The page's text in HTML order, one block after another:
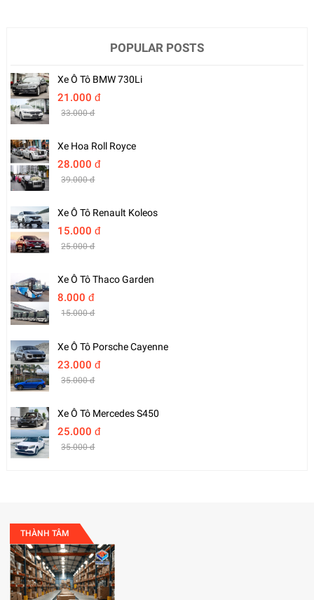
POPULAR POSTS
Xe Ô Tô BMW 730Li
21.000 đ
33.000 đ
Xe Hoa Roll Royce
28.000 đ
39.000 đ
Xe Ô Tô Renault Koleos
15.000 đ
25.000 đ
Xe Ô Tô Thaco Garden
8.000 đ
15.000 đ
Xe Ô Tô Porsche Cayenne
23.000 đ
35.000 đ
Xe Ô Tô Mercedes S450
25.000 đ
35.000 đ
THÀNH TÂM